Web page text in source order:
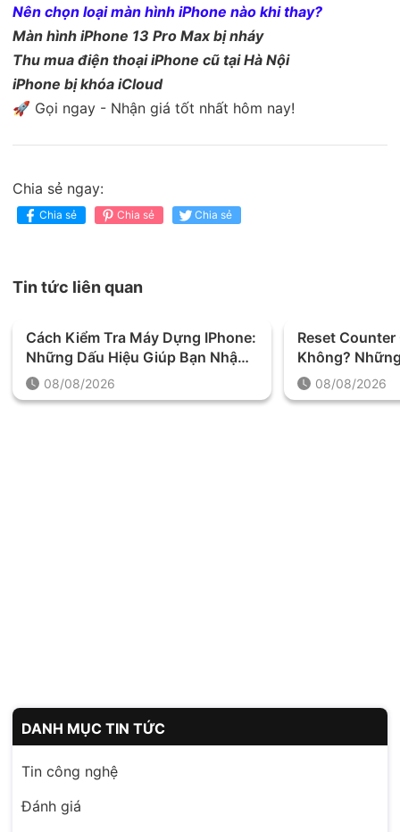
Nên chọn loại màn hình iPhone nào khi thay?
Màn hình iPhone 13 Pro Max bị nháy
Thu mua điện thoại iPhone cũ tại Hà Nội
iPhone bị khóa iCloud
🚀 Gọi ngay - Nhận giá tốt nhất hôm nay!
Chia sẻ ngay:
Chia sẻ Chia sẻ Chia sẻ
Tin tức liên quan
Cách Kiểm Tra Máy Dựng IPhone:
Những Dấu Hiệu Giúp Bạn Nhận
Biết Chính Xác
08/08/2026
Reset
Không?
Trước Khi
08/08/2026
DANH MỤC TIN TỨC
Tin công nghệ
Đánh giá